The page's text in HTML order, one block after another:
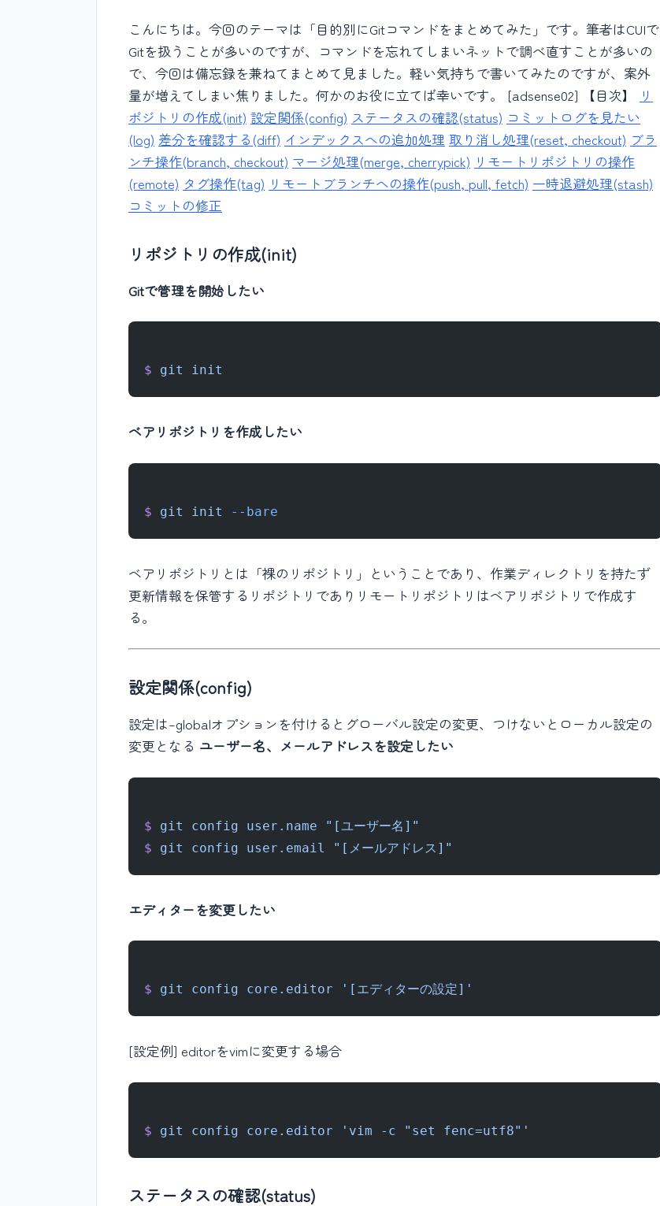
こんにちは。今回のテーマは「目的別にGitコマンドをまとめてみた」です。筆者はCUIで
Gitを扱うことが多いのですが、コマンドを忘れてしまいネットで調べ直すことが多いの
で、今回は備忘録を兼ねてまとめて見ました。軽い気持ちで書いてみたのですが、案外
量が増えてしまい焦りました。何かのお役に立てば幸いです。 [adsense02] 【目次】
リ
ポジトリの作成(init) 設定関係(config) ステータスの確認(status) コミットログを見たい
(log) 差分を確認する(diff) インデックスへの追加処理 取り消し処理(reset, checkout) ブラ
ンチ操作(branch, checkout) マージ処理(merge, cherrypick) リモートリポジトリの操作
(remote) タグ操作(tag) リモートブランチへの操作(push, pull, fetch) 一時退避処理(stash)
コミットの修正
リポジトリの作成(init)
Gitで管理を開始したい
$ git init
ベアリポジトリを作成したい
$ git init --bare
ベアリポジトリとは「裸のリポジトリ」ということであり、作業ディレクトリを持たず
更新情報を保管するリポジトリでありリモートリポジトリはベアリポジトリで作成す
る。
設定関係(config)
設定は–globalオプションを付けるとグローバル設定の変更、つけないとローカル設定の
変更となる ユーザー名、メールアドレスを設定したい
$ git config user.name "[ユーザー名]"
$ git config user.email "[メールアドレス]"
エディターを変更したい
$ git config core.editor '[エディターの設定]'
[設定例] editorをvimに変更する場合
$ git config core.editor 'vim -c "set fenc=utf8"'
ステータスの確認(status)